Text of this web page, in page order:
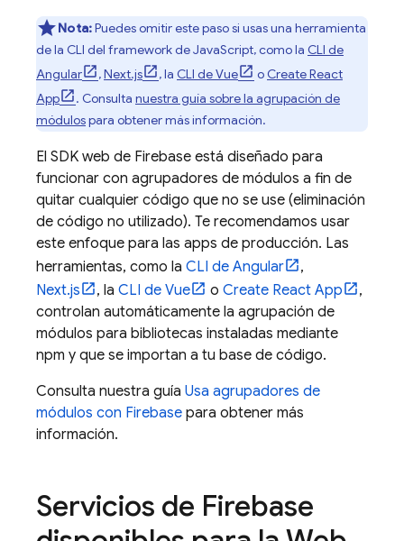
Nota:Puedes omitir este paso si usas una herramienta
de la CLI del framework de JavaScript, como la CLI de
Angular
,Next.js , la CLI de Vue o Create React
App
. Consulta nuestra guía sobre la agrupación de
módulospara obtener más información.
El SDK web de Firebase está diseñado para
funcionar con agrupadores de módulos a fin de
quitar cualquier código que no se use (eliminación
de código no utilizado). Te recomendamos usar
este enfoque para las apps de producción. Las
herramientas, como la CLI de Angular
,
Next.js
, la CLI de Vue o Create React App
,
controlan automáticamente la agrupación de
módulos para bibliotecas instaladas mediante
npm y que se importan a tu base de código.
Consulta nuestra guía Usa agrupadores de
módulos con Firebase para obtener más
información.
Servicios de Firebase